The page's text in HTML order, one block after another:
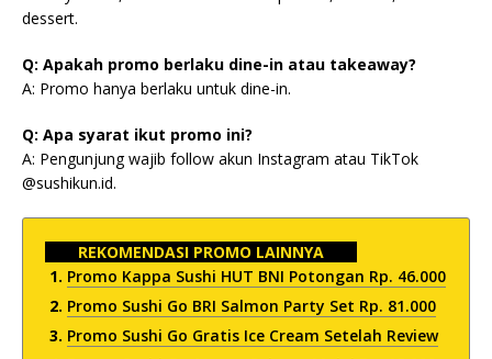
dessert.
Q: Apakah promo berlaku dine-in atau takeaway?
A: Promo hanya berlaku untuk dine-in.
Q: Apa syarat ikut promo ini?
A: Pengunjung wajib follow akun Instagram atau TikTok
@sushikun.id.
REKOMENDASI PROMO LAINNYA
Promo Kappa Sushi HUT BNI Potongan Rp. 46.000
Promo Sushi Go BRI Salmon Party Set Rp. 81.000
Promo Sushi Go Gratis Ice Cream Setelah Review